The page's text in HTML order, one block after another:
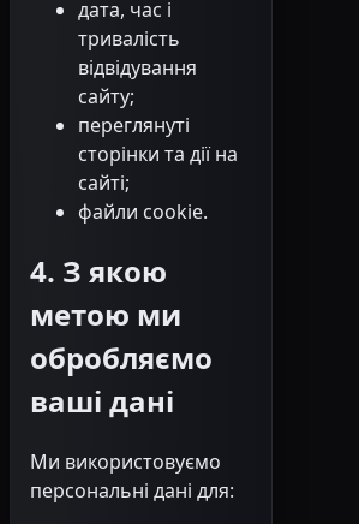
дата, час і
тривалість
відвідування
сайту;
переглянуті
сторінки та дії на
сайті;
файли cookie.
4. З якою
метою ми
обробляємо
ваші дані
Ми використовуємо
персональні дані для: